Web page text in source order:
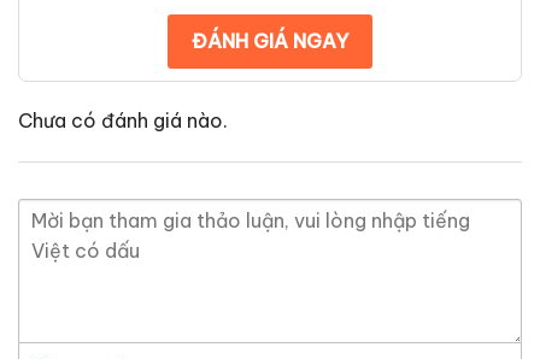
ĐÁNH GIÁ NGAY
Chưa có đánh giá nào.